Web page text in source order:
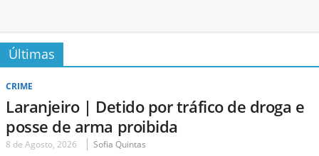
Últimas
CRIME
Laranjeiro | Detido por tráfico de droga e
posse de arma proibida
8 de Agosto, 2026 Sofia Quintas